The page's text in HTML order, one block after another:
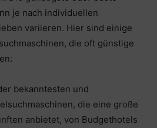
je nach individuellen
variieren. Hier sind einige
die oft günstige
bekanntesten und
die eine große
anbietet, von Budgethotels